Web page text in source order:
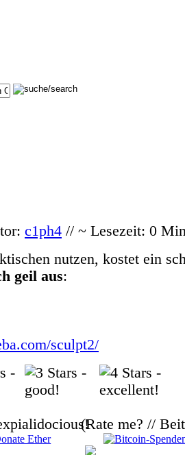
c1ph4 // ~ Lesezeit: 0
nutzen, kostet ein
geil aus:
sculpt2/
(Rate me? //